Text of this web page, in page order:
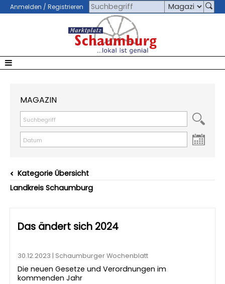
Anmelden / Registrieren
MAGAZIN
Kategorie Übersicht
Landkreis Schaumburg
Das ändert sich 2024
30.12.2023 | Schaumburger Wochenblatt
Die neuen Gesetze und Verordnungen im
kommenden Jahr